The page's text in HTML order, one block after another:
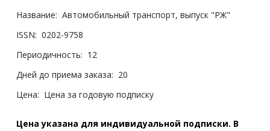
Название: Автомобильный транспорт, выпуск "РЖ"
ISSN: 0202-9758
Периодичность: 12
Дней до приема заказа: 20
Цена: Цена за годовую подписку
Цена указана для индивидуальной подписки. В